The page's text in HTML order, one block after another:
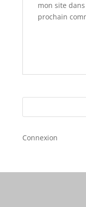
mon site
prochain
Connexion